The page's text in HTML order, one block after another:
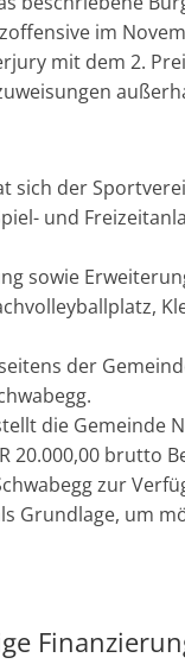
im
mit dem 2.
sich der
und
sowie
der
die Gemeinde
20.000,00 brutto
zur
Grundlage, um